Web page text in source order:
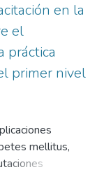
en la
el
práctica
primer nivel
mellitus,